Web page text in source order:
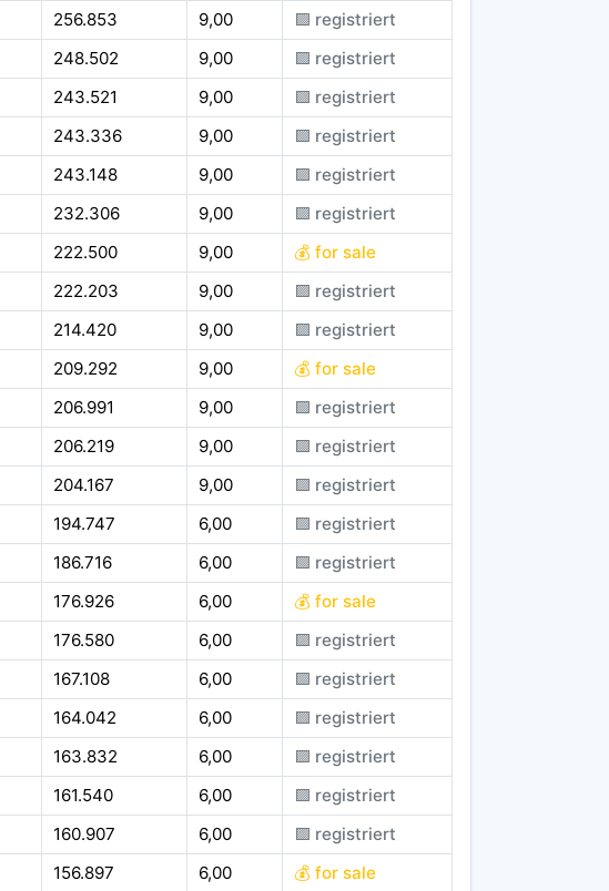
256.853 9,00
🟪 registriert
248.502 9,00
🟪 registriert
243.521 9,00
🟪 registriert
243.336 9,00
🟪 registriert
243.148 9,00
🟪 registriert
232.306 9,00
🟪 registriert
222.500 9,00
💰 for sale
222.203 9,00
🟪 registriert
214.420 9,00
🟪 registriert
209.292 9,00
💰 for sale
206.991 9,00
🟪 registriert
206.219 9,00
🟪 registriert
204.167 9,00
🟪 registriert
194.747 6,00
🟪 registriert
186.716 6,00
🟪 registriert
176.926 6,00
💰 for sale
176.580 6,00
🟪 registriert
167.108 6,00
🟪 registriert
164.042 6,00
🟪 registriert
163.832 6,00
🟪 registriert
161.540 6,00
🟪 registriert
160.907 6,00
🟪 registriert
156.897 6,00
💰 for sale